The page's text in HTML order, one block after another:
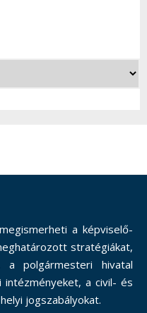
a képviselő-
stratégiákat,
polgármesteri hivatal
a civil- és
jogszabályokat.